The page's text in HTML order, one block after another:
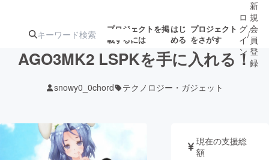
プロジェクトを掲
載するには
はじ
める
プロジェクト
をさがす
ロ
グ
イ
ン
/
新
規
会
員
登
録
AGO3MK2 LSPKを手に入れる！
snowy0_0chord テクノロジー・ガジェット
現在の支援総
額